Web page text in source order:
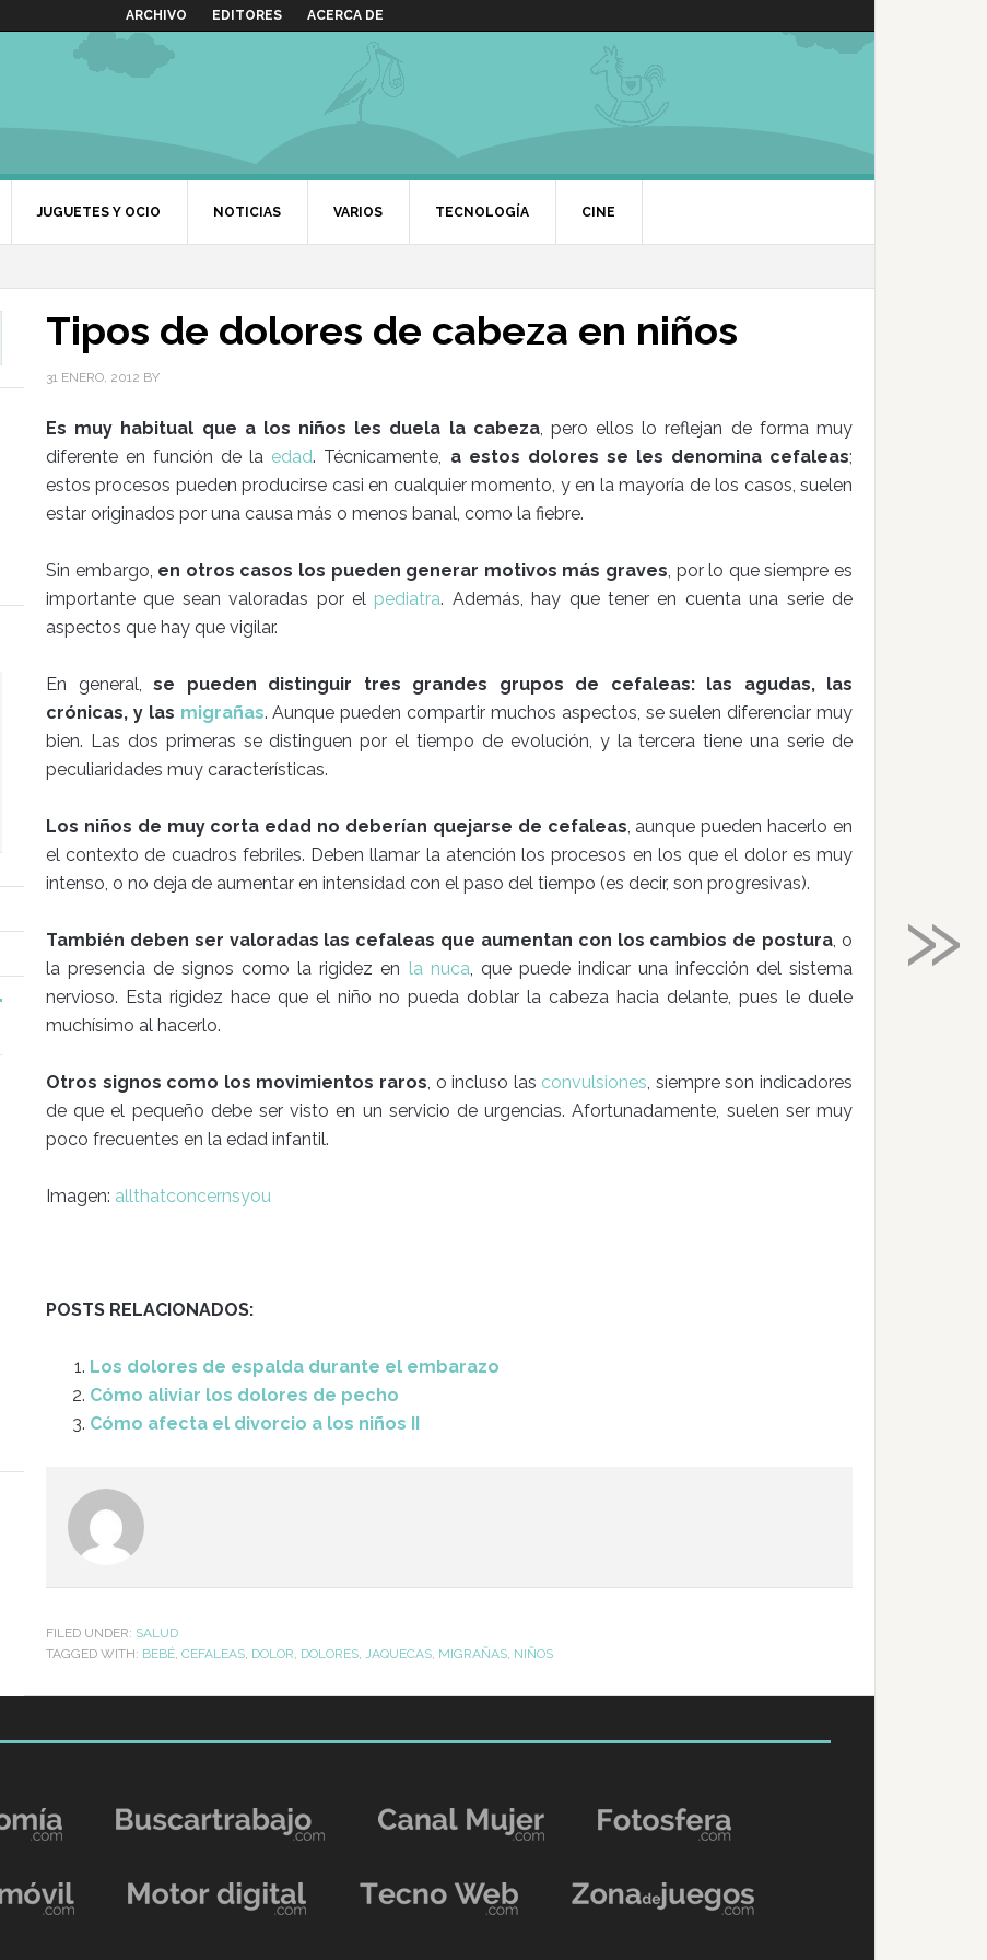
ARCHIVO EDITORES ACERCA DE
JUGUETES Y OCIO NOTICIAS VARIOS TECNOLOGÍA CINE
Tipos de dolores de cabeza en niños
31 ENERO, 2012 BY
Es muy habitual que a los niños les duela la cabeza, pero ellos lo reflejan de forma muy
diferente en función de la edad. Técnicamente, a estos dolores se les denomina cefaleas;
estos procesos pueden producirse casi en cualquier momento, y en la mayoría de los casos, suelen
estar originados por una causa más o menos banal, como la fiebre.
Sin embargo, en otros casos los pueden generar motivos más graves, por lo que siempre es
importante que sean valoradas por el pediatra. Además, hay que tener en cuenta una serie de
aspectos que hay que vigilar.
En general, se pueden distinguir tres grandes grupos de cefaleas: las agudas, las
crónicas, y las migrañas. Aunque pueden compartir muchos aspectos, se suelen diferenciar muy
bien. Las dos primeras se distinguen por el tiempo de evolución, y la tercera tiene una serie de
peculiaridades muy características.
Los niños de muy corta edad no deberían quejarse de cefaleas, aunque pueden hacerlo en
el contexto de cuadros febriles. Deben llamar la atención los procesos en los que el dolor es muy
intenso, o no deja de aumentar en intensidad con el paso del tiempo (es decir, son progresivas).
También deben ser valoradas las cefaleas que aumentan con los cambios de postura, o
la presencia de signos como la rigidez en la nuca, que puede indicar una infección del sistema
nervioso. Esta rigidez hace que el niño no pueda doblar la cabeza hacia delante, pues le duele
muchísimo al hacerlo.
Otros signos como los movimientos raros, o incluso las convulsiones, siempre son indicadores
de que el pequeño debe ser visto en un servicio de urgencias. Afortunadamente, suelen ser muy
poco frecuentes en la edad infantil.
Imagen: allthatconcernsyou
POSTS RELACIONADOS:
Los dolores de espalda durante el embarazo
Cómo aliviar los dolores de pecho
Cómo afecta el divorcio a los niños II
FILED UNDER: SALUD
TAGGED WITH: BEBÉ, CEFALEAS, DOLOR, DOLORES, JAQUECAS, MIGRAÑAS, NIÑOS
»